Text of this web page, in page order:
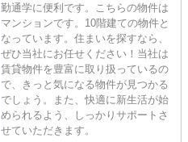
勤通学に便利です。こちらの物件は
マンションです。10階建ての物件と
なっています。住まいを探すなら、
ぜひ当社にお任せください！当社は
賃貸物件を豊富に取り扱っているの
で、きっと気になる物件が見つかる
でしょう。また、快適に新生活が始
められるよう、しっかりサポートさ
せていただきます。